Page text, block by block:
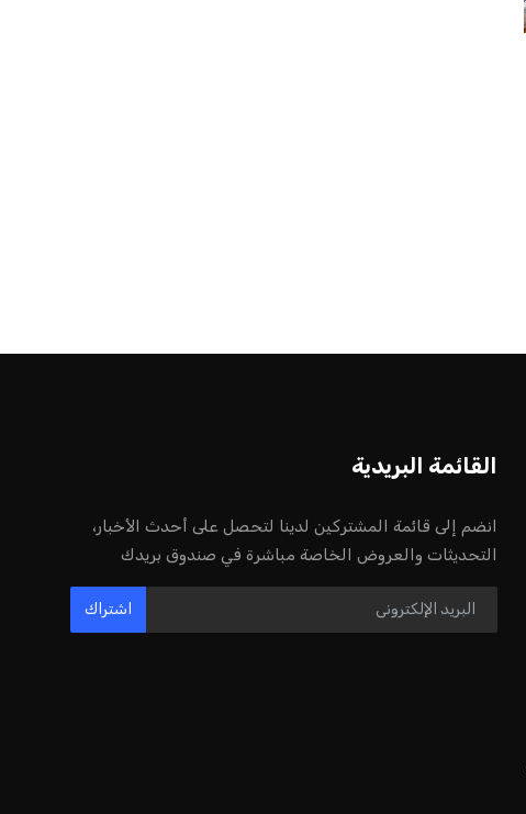
عمر إبراهيم 22 يوليو 2026
مستثمر هندي بريطاني يسعى لامتلاك
حصة في نادي ليفربول الرياضي